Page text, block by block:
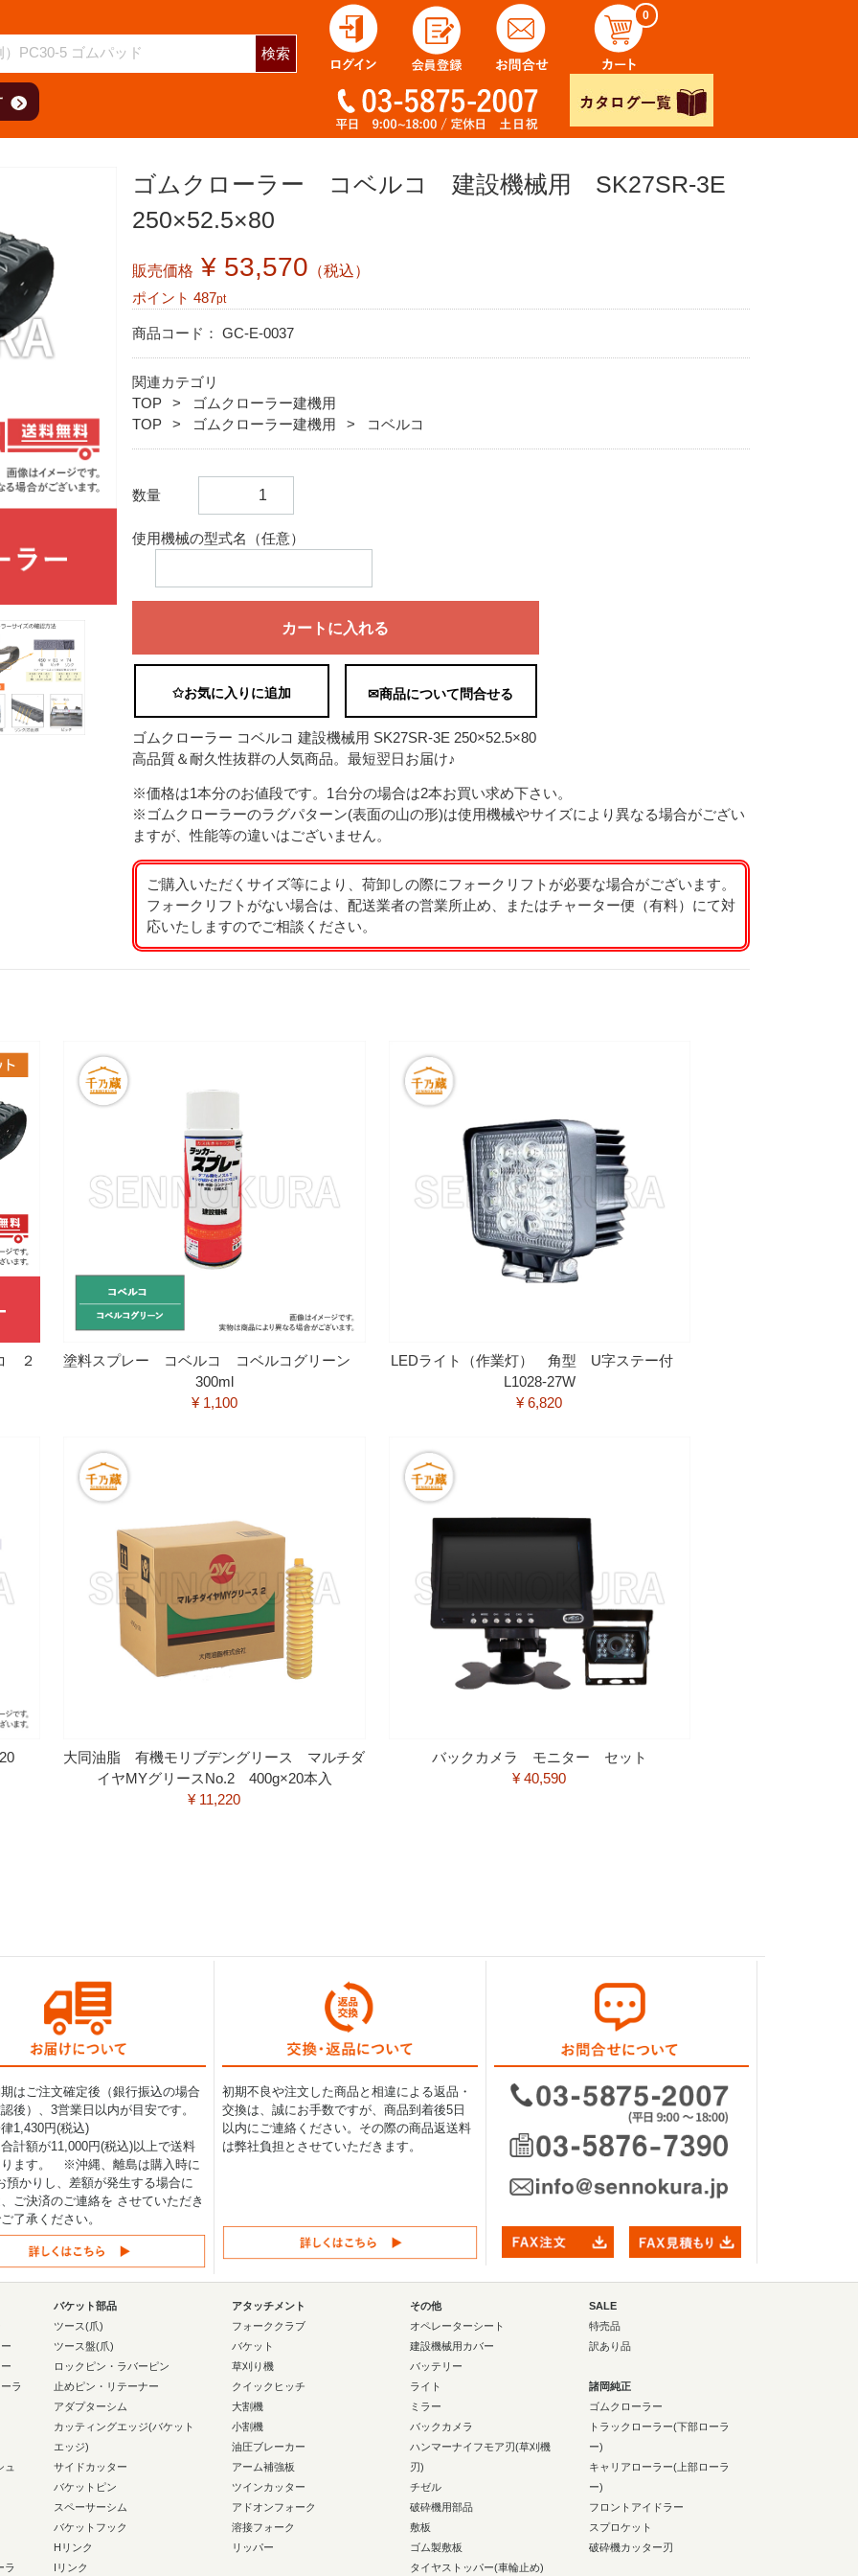
検索
0
ゴムクローラー コベルコ 建設機械用 SK27SR-3E
250×52.5×80
販売価格 ¥ 53,570 （税込）
ポイント 487pt
商品コード： GC-E-0037
関連カテゴリ
TOP
ゴムクローラー建機用
TOP
ゴムクローラー建機用 コベルコ
数量
使用機械の型式名（任意）
カートに入れる
✩お気に入りに追加 ✉商品について問合せる
ゴムクローラー コベルコ 建設機械用 SK27SR-3E 250×52.5×80
高品質＆耐久性抜群の人気商品。最短翌日お届け♪
※価格は1本分のお値段です。1台分の場合は2本お買い求め下さい。
※ゴムクローラーのラグパターン(表面の山の形)は使用機械やサイズにより異なる場合がござい
ますが、性能等の違いはございません。
ご購入いただくサイズ等により、荷卸しの際にフォークリフトが必要な場合がございます。
フォークリフトがない場合は、配送業者の営業所止め、またはチャーター便（有料）にて対
応いたしますのでご相談ください。
２
塗料スプレー コベルコ コベルコグリーン
300ml
¥ 1,100
LEDライト（作業灯） 角型 U字ステー付
L1028-27W
¥ 6,820
大同油脂 有機モリブデングリース マルチダ
イヤMYグリースNo.2 400g×20本入
¥ 11,220
バックカメラ モニター セット
¥ 40,590
はご注文確定後（銀行振込の場合
後）、3営業日以内が目安です。
1,430円(税込)
計額が11,000円(税込)以上で送料
ります。 ※沖縄、離島は購入時に
預かりし、差額が発生する場合に
ご決済のご連絡を させていただき
了承ください。
初期不良や注文した商品と相違による返品・
交換は、誠にお手数ですが、商品到着後5日
以内にご連絡ください。その際の商品返送料
は弊社負担とさせていただきます。
ラ
ュ
ラ
バケット部品
ツース(爪)
ツース盤(爪)
ロックピン・ラバーピン
止めピン・リテーナー
アダプターシム
カッティングエッジ(バケット
エッジ)
サイドカッター
バケットピン
スペーサーシム
バケットフック
Hリンク
Iリンク
アタッチメント
フォーククラブ
バケット
草刈り機
クイックヒッチ
大割機
小割機
油圧ブレーカー
アーム補強板
ツインカッター
アドオンフォーク
溶接フォーク
リッパー
その他
オペレーターシート
建設機械用カバー
バッテリー
ライト
ミラー
バックカメラ
ハンマーナイフモア刃(草刈機
刃)
チゼル
破砕機用部品
敷板
ゴム製敷板
タイヤストッパー(車輪止め)
SALE
特売品
訳あり品
諸岡純正
ゴムクローラー
トラックローラー(下部ローラ
ー)
キャリアローラー(上部ローラ
ー)
フロントアイドラー
スプロケット
破砕機カッター刃